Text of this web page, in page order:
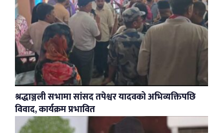
श्रद्धाञ्जली सभामा सांसद तपेश्वर यादवको अभिव्यक्तिपछि
विवाद, कार्यक्रम प्रभावित